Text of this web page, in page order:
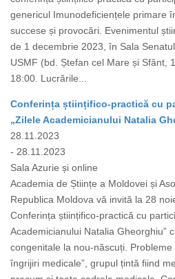
genericul Imunodeficiențele primare
succese și provocări. Evenimentul
de 1 decembrie 2023, în Sala
USMF (bd. Ștefan cel Mare și Sfânt,
18:00. Lucrările...
Conferința științifico-practică cu
„Zilele Academicianului Natalia
28.11.2023
- 28.11.2023
Sala Azurie și online
Academia de Științe a Moldovei și
Republica Moldova vă invită la 28
Conferința științifico-practică cu
Academicianului Natalia Gheorghiu”
congenitale la nou-născuți.
îngrijiri medicale”, grupul țintă fiind